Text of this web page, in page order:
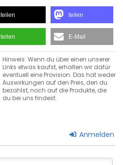
teilen teilen
teilen E-Mail
Hinweis: Wenn du über einen unserer
Links etwas kaufst, erhalten wir dafür
eventuell eine Provision. Das hat weder
Auswirkungen auf den Preis, den du
bezahlst, noch auf die Produkte, die
du bei uns findest.
Anmelden